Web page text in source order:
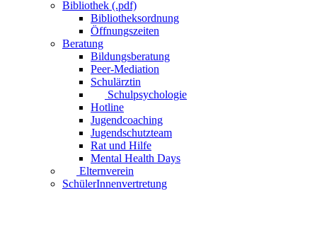
Bibliothek (.pdf)
Bibliotheksordnung
Öffnungszeiten
Beratung
Bildungsberatung
Peer-Mediation
Schulärztin
Schulpsychologie
Hotline
Jugendcoaching
Jugendschutzteam
Rat und Hilfe
Mental Health Days
Elternverein
SchülerInnenvertretung